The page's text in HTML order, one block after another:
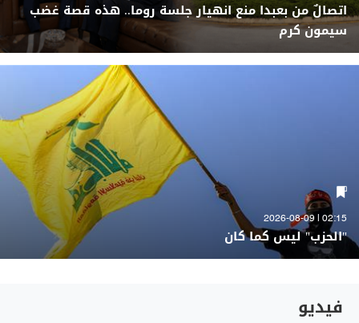
اتصالٌ من بعبدا منع انهيار جلسة روما.. هذه قصة غضب
سيمون كرم
02:15 | 2026-08-09
"الحزب" ليس كما كان
فيديو